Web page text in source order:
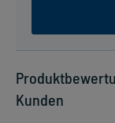
Kunden